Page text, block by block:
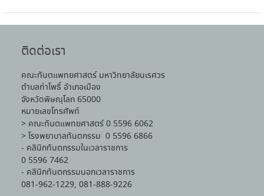
ติดต่อเรา
คณะทันตแพทยศาสตร์ มหาวิทยาลัยนเรศวร
ตำบลท่าโพธิ์ อำเภอเมือง
จังหวัดพิษณุโลก 65000
หมายเลขโทรศัพท์
> คณะทันตแพทยศาสตร์ 0 5596 6062
> โรงพยาบาลทันตกรรม 0 5596 6866
- คลินิกทันตกรรมในเวลาราชการ
0 5596 7462
- คลินิกทันตกรรมนอกเวลาราชการ
081-962-1229, 081-888-9226